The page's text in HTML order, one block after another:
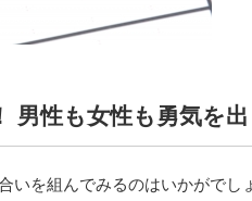
男性も女性も勇気を
いを組んでみるのはいかがでし